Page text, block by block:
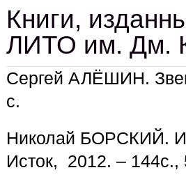
Книги,
ЛИТО им. Дм.
Сергей АЛЁШИН.
с.
Николай БОРСКИЙ. И
Исток, 2012. – 144с.,